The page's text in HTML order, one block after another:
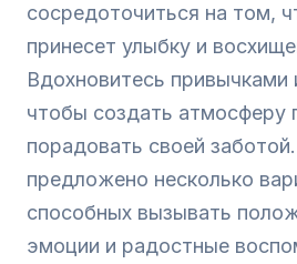
сосредоточиться на том,
принесет улыбку и
Вдохновитесь привычками
чтобы создать атмосферу
порадовать своей
предложено несколько
способных вызывать
эмоции и радостные